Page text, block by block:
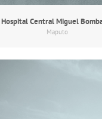
Hospital Central Miguel
Maputo